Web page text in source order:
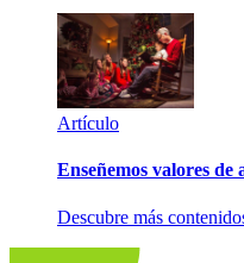
Artículo
Enseñemos valores de
Descubre más